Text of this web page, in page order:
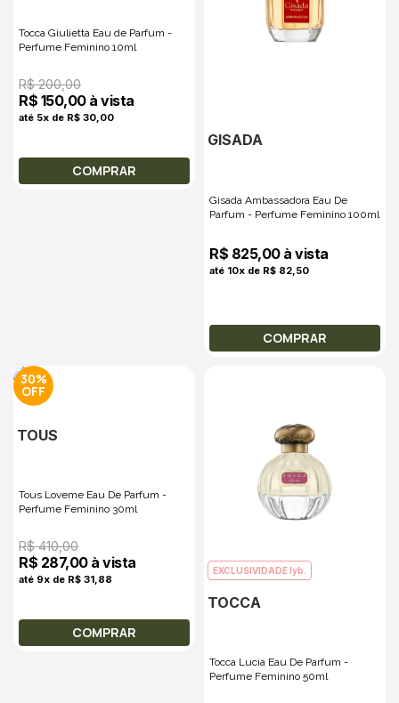
Tocca Giulietta Eau de Parfum -
Perfume Feminino 10ml
R$ 200,00
R$ 150,00 à vista
até 5x de R$ 30,00
COMPRAR
GISADA
Gisada Ambassadora Eau De
Parfum - Perfume Feminino 100ml
R$ 825,00 à vista
até 10x de R$ 82,50
COMPRAR
30%
TOUS
Tous Loveme Eau De Parfum -
Perfume Feminino 30ml
R$ 410,00
R$ 287,00 à vista
até 9x de R$ 31,88
COMPRAR
EXCLUSIVIDADE lyb.
TOCCA
Tocca Lucia Eau De Parfum -
Perfume Feminino 50ml